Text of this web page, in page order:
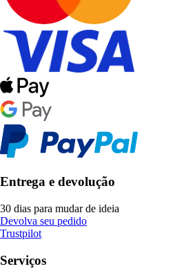
Entrega e devolução
30 dias para mudar de ideia
Devolva seu pedido
Trustpilot
Serviços